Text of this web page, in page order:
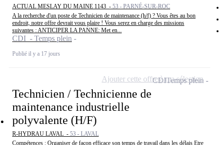
ACTUAL MESLAY DU MAINE 1143 - 53 - PARNÉ-SUR-ROC
A la recherche d'un poste de Technicien de maintenance (h/f) ? Vous êtes au bon
endroit, notre offre devrait vous plaire ! Vous serez en charge des missions
suivantes : ANTICIPER LA PANNE: Met en...
CDI - Temps plein
Publié il y a 17 jours
Technicien / Technicienne de
maintenance industrielle
polyvalente (H/F)
R-HYDRAU LAVAL - 53 - LAVAL
Compétences : Organiser de façon efficace son temps de travail dans les délais Etre
CDITemps plein
Ajouter cette offre à ma sélection